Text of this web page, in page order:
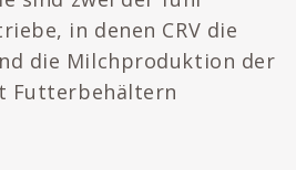
in denen CRV die
die Milchproduktion der
Futterbehältern